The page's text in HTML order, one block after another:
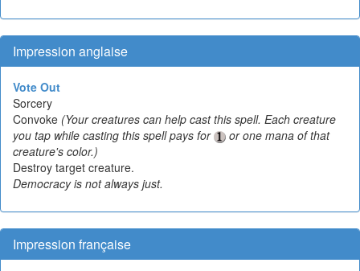
Impression anglaise
Vote Out
Sorcery
Convoke (Your creatures can help cast this spell. Each creature
you tap while casting this spell pays for
or one mana of that
creature's color.)
Destroy target creature.
Democracy is not always just.
Impression française